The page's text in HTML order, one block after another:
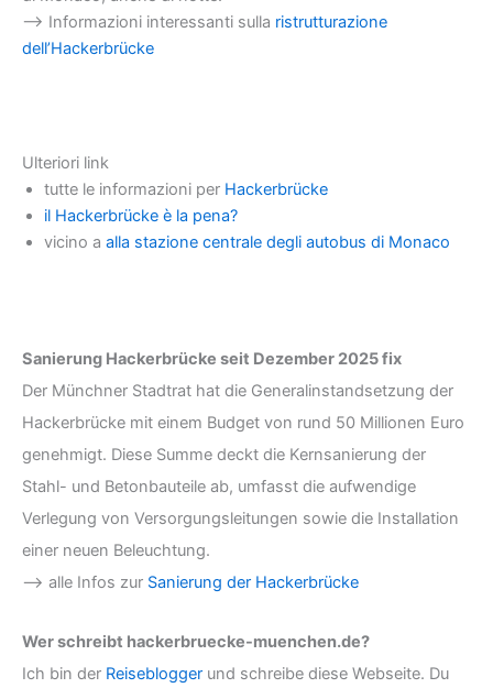
–> Informazioni interessanti sulla ristrutturazione
dell’Hackerbrücke
Ulteriori link
tutte le informazioni per Hackerbrücke
il Hackerbrücke è la pena?
vicino a alla stazione centrale degli autobus di Monaco
Sanierung Hackerbrücke seit Dezember 2025 fix
Der Münchner Stadtrat hat die Generalinstandsetzung der
Hackerbrücke mit einem Budget von rund 50 Millionen Euro
genehmigt. Diese Summe deckt die Kernsanierung der
Stahl- und Betonbauteile ab, umfasst die aufwendige
Verlegung von Versorgungsleitungen sowie die Installation
einer neuen Beleuchtung.
--> alle Infos zur Sanierung der Hackerbrücke
Wer schreibt hackerbruecke-muenchen.de?
Ich bin der Reiseblogger und schreibe diese Webseite. Du